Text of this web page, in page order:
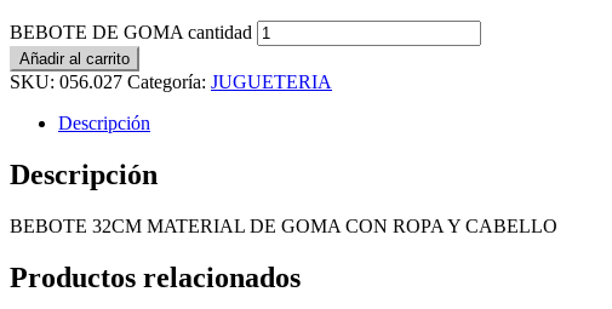
BEBOTE DE GOMA cantidad
Añadir al carrito
SKU: 056.027 Categoría: JUGUETERIA
Descripción
Descripción
BEBOTE 32CM MATERIAL DE GOMA CON ROPA Y CABELLO
Productos relacionados